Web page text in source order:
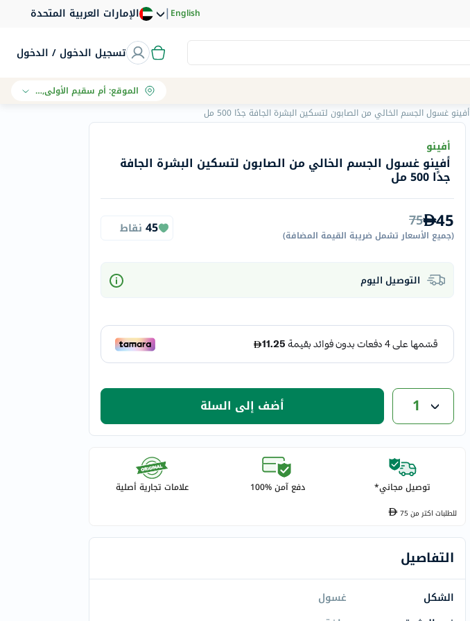
الإمارات العربية المتحدة |English
تسجيل الدخول / الدخول
Navigation
الصيدلية
الماركات
Humantara
carroten
Roche
eucerin
vitabiotics
bioderma
now
acm
dymatize
medicube
country-
blueberry-
naturals
bepanthen
21st-
الموقع:أم سقيم الأولى, دبي
أفينو غسول الجسم الخالي من الصابون لتسكين البشرة الجافة جدًا 500 مل
أفينو
أفينو غسول الجسم الخالي من الصابون لتسكين البشرة الجافة
جدًا 500 مل
45
75
(جميع الأسعار تشمل ضريبة القيمة المضافة)
45 نقاط
التوصيل اليوم
1 أضف إلى السلة
توصيل مجاني* دفع آمن %100 علامات تجارية أصلية
للطلبات اكتر من75
التفاصيل
الشكل
غسول